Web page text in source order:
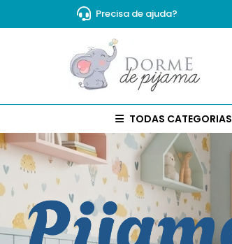
Precisa de ajuda?
TODAS CATEGORIAS